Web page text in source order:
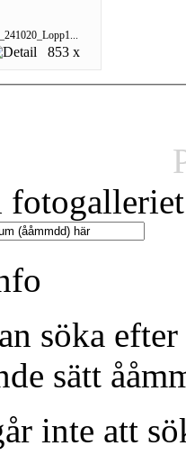
853 x
fotogalleriet
söka
sätt
inte att